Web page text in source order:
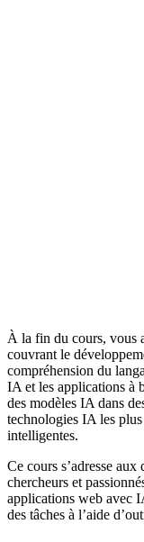
À la fin du cours, vous
couvrant le
compréhension du
IA et les applications à
des modèles IA dans
technologies IA les
intelligentes.
Ce cours s’adresse
chercheurs et
applications web avec
des tâches à l’aide